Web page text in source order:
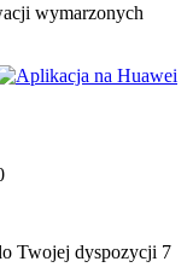
wymarzonych
Twojej dyspozycji 7